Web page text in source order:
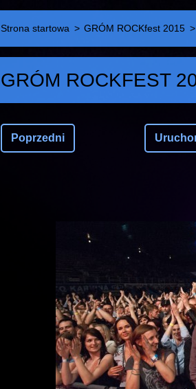
Strona startowa > GRÓM ROCKfest 2015 >
GRÓM ROCKFEST
Poprzedni